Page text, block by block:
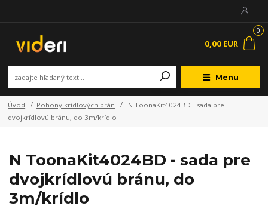
Menu
0
0,00 EUR
Úvod Pohony krídlových brán
N ToonaKit4024BD - sada pre
dvojkrídlovú bránu, do 3m/krídlo
N ToonaKit4024BD - sada pre
dvojkrídlovú bránu, do
3m/krídlo